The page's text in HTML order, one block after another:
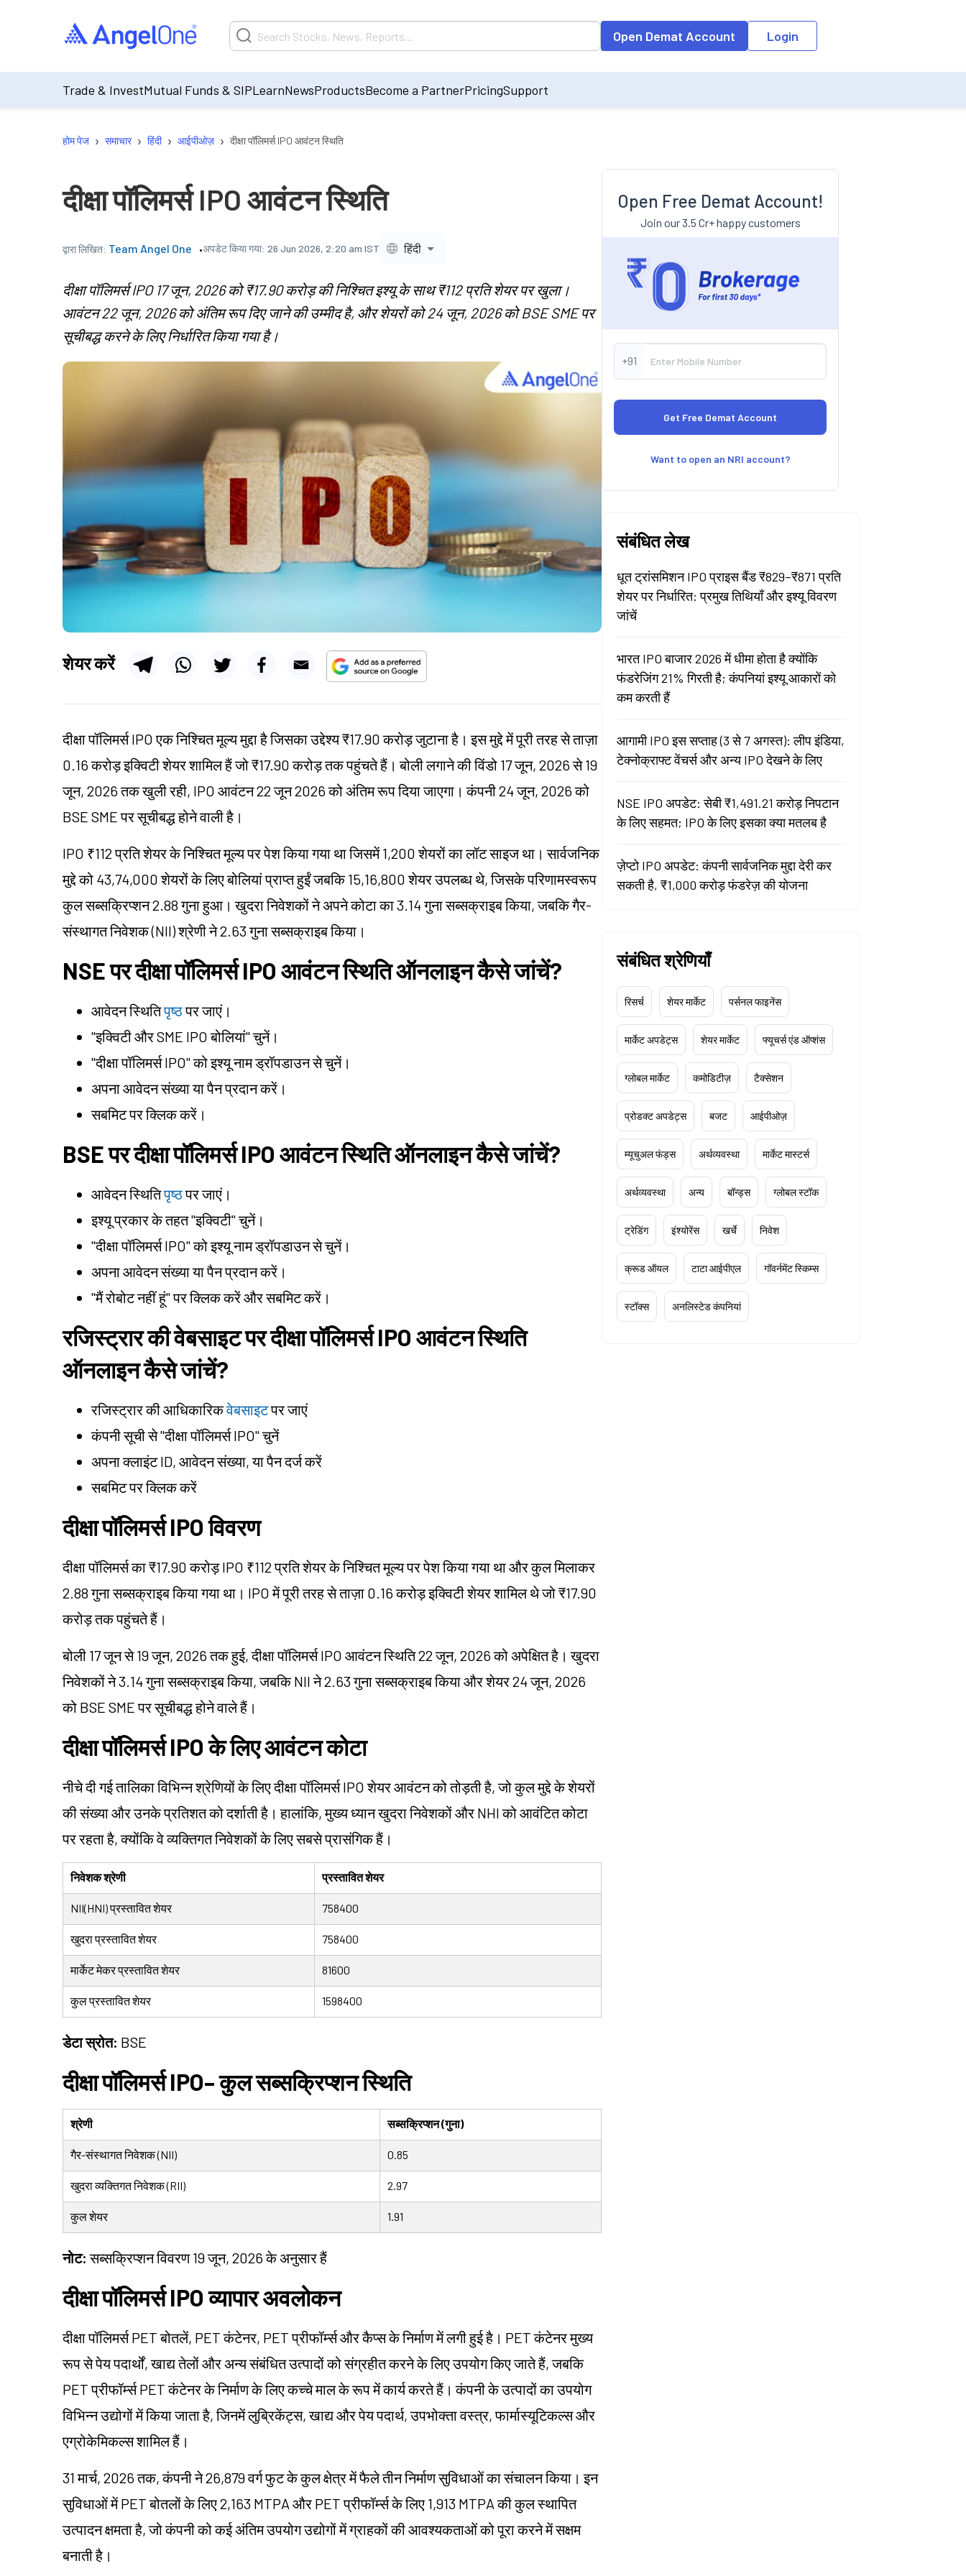
Open Demat Account Login
Trade & InvestMutual Funds & SIPLearnNewsProductsBecome a PartnerPricingSupport
होम पेज › समाचार › हिंदी › आईपीओज़ › दीक्षा पॉलिमर्स IPO आवंटन स्थिति
दीक्षा पॉलिमर्स IPO आवंटन स्थिति
द्वारा लिखित: Team Angel One अपडेट किया गया: 26 Jun 2026, 2:20 am IST हिंदी
दीक्षा पॉलिमर्स IPO 17 जून, 2026 को ₹17.90 करोड़ की निश्चित इश्यू के साथ ₹112 प्रति शेयर पर खुला।
आवंटन 22 जून, 2026 को अंतिम रूप दिए जाने की उम्मीद है, और शेयरों को 24 जून, 2026 को BSE SME पर
सूचीबद्ध करने के लिए निर्धारित किया गया है।
शेयर करें
दीक्षा पॉलिमर्स IPO एक निश्चित मूल्य मुद्दा है जिसका उद्देश्य ₹17.90 करोड़ जुटाना है। इस मुद्दे में पूरी तरह से ताज़ा
0.16 करोड़ इक्विटी शेयर शामिल हैं जो ₹17.90 करोड़ तक पहुंचते हैं। बोली लगाने की विंडो 17 जून, 2026 से 19
जून, 2026 तक खुली रही, IPO आवंटन 22 जून 2026 को अंतिम रूप दिया जाएगा। कंपनी 24 जून, 2026 को
BSE SME पर सूचीबद्ध होने वाली है।
IPO ₹112 प्रति शेयर के निश्चित मूल्य पर पेश किया गया था जिसमें 1,200 शेयरों का लॉट साइज था। सार्वजनिक
मुद्दे को 43,74,000 शेयरों के लिए बोलियां प्राप्त हुईं जबकि 15,16,800 शेयर उपलब्ध थे, जिसके परिणामस्वरूप
कुल सब्सक्रिप्शन 2.88 गुना हुआ। खुदरा निवेशकों ने अपने कोटा का 3.14 गुना सब्सक्राइब किया, जबकि गैर-
संस्थागत निवेशक (NII) श्रेणी ने 2.63 गुना सब्सक्राइब किया।
NSE पर दीक्षा पॉलिमर्स IPO आवंटन स्थिति ऑनलाइन कैसे जांचें?
आवेदन स्थितिपृष्ठपर जाएं।
"इक्विटी और SME IPO बोलियां" चुनें।
"दीक्षा पॉलिमर्स IPO" को इश्यू नाम ड्रॉपडाउन से चुनें।
अपना आवेदन संख्या या पैन प्रदान करें।
सबमिट पर क्लिक करें।
BSE पर दीक्षा पॉलिमर्स IPO आवंटन स्थिति ऑनलाइन कैसे जांचें?
आवेदन स्थितिपृष्ठपर जाएं।
इश्यू प्रकार के तहत "इक्विटी" चुनें।
"दीक्षा पॉलिमर्स IPO" को इश्यू नाम ड्रॉपडाउन से चुनें।
अपना आवेदन संख्या या पैन प्रदान करें।
"मैं रोबोट नहीं हूं" पर क्लिक करें और सबमिट करें।
रजिस्ट्रार की वेबसाइट पर दीक्षा पॉलिमर्स IPO आवंटन स्थिति
ऑनलाइन कैसे जांचें?
रजिस्ट्रार की आधिकारिकवेबसाइटपर जाएं
कंपनी सूची से "दीक्षा पॉलिमर्स IPO" चुनें
अपना क्लाइंट ID, आवेदन संख्या, या पैन दर्ज करें
सबमिट पर क्लिक करें
दीक्षा पॉलिमर्स IPO विवरण
दीक्षा पॉलिमर्स का ₹17.90 करोड़ IPO ₹112 प्रति शेयर के निश्चित मूल्य पर पेश किया गया था और कुल मिलाकर
2.88 गुना सब्सक्राइब किया गया था। IPO में पूरी तरह से ताज़ा 0.16 करोड़ इक्विटी शेयर शामिल थे जो ₹17.90
करोड़ तक पहुंचते हैं।
बोली 17 जून से 19 जून, 2026 तक हुई, दीक्षा पॉलिमर्स IPO आवंटन स्थिति 22 जून, 2026 को अपेक्षित है। खुदरा
निवेशकों ने 3.14 गुना सब्सक्राइब किया, जबकि NII ने 2.63 गुना सब्सक्राइब किया और शेयर 24 जून, 2026
को BSE SME पर सूचीबद्ध होने वाले हैं।
दीक्षा पॉलिमर्स IPO के लिए आवंटन कोटा
नीचे दी गई तालिका विभिन्न श्रेणियों के लिए दीक्षा पॉलिमर्स IPO शेयर आवंटन को तोड़ती है, जो कुल मुद्दे के शेयरों
की संख्या और उनके प्रतिशत को दर्शाती है। हालांकि, मुख्य ध्यान खुदरा निवेशकों और NHI को आवंटित कोटा
पर रहता है, क्योंकि वे व्यक्तिगत निवेशकों के लिए सबसे प्रासंगिक हैं।
निवेशक श्रेणी प्रस्तावित शेयर
NII(HNI) प्रस्तावित शेयर 758400
खुदरा प्रस्तावित शेयर 758400
मार्केट मेकर प्रस्तावित शेयर 81600
कुल प्रस्तावित शेयर 1598400
डेटा स्रोत: BSE
दीक्षा पॉलिमर्स IPO– कुल सब्सक्रिप्शन स्थिति
श्रेणी सब्सक्रिप्शन (गुना)
गैर-संस्थागत निवेशक (NII) 0.85
खुदरा व्यक्तिगत निवेशक (RII) 2.97
कुल शेयर 1.91
नोट: सब्सक्रिप्शन विवरण 19 जून, 2026 के अनुसार हैं
दीक्षा पॉलिमर्स IPO व्यापार अवलोकन
दीक्षा पॉलिमर्स PET बोतलें, PET कंटेनर, PET प्रीफॉर्म्स और कैप्स के निर्माण में लगी हुई है। PET कंटेनर मुख्य
रूप से पेय पदार्थों, खाद्य तेलों और अन्य संबंधित उत्पादों को संग्रहीत करने के लिए उपयोग किए जाते हैं, जबकि
PET प्रीफॉर्म्स PET कंटेनर के निर्माण के लिए कच्चे माल के रूप में कार्य करते हैं। कंपनी के उत्पादों का उपयोग
विभिन्न उद्योगों में किया जाता है, जिनमें लुब्रिकेंट्स, खाद्य और पेय पदार्थ, उपभोक्ता वस्त्र, फार्मास्यूटिकल्स और
एग्रोकेमिकल्स शामिल हैं।
31 मार्च, 2026 तक, कंपनी ने 26,879 वर्ग फुट के कुल क्षेत्र में फैले तीन निर्माण सुविधाओं का संचालन किया। इन
सुविधाओं में PET बोतलों के लिए 2,163 MTPA और PET प्रीफॉर्म्स के लिए 1,913 MTPA की कुल स्थापित
उत्पादन क्षमता है, जो कंपनी को कई अंतिम उपयोग उद्योगों में ग्राहकों की आवश्यकताओं को पूरा करने में सक्षम
बनाती है।
Open Free Demat Account!
Join our 3.5 Cr+ happy customers
+91
Want to open an NRI account?
संबंधित लेख
धूत ट्रांसमिशन IPO प्राइस बैंड ₹829–₹871 प्रति
शेयर पर निर्धारित: प्रमुख तिथियाँ और इश्यू विवरण
जांचें
भारत IPO बाजार 2026 में धीमा होता है क्योंकि
फंडरेजिंग 21% गिरती है; कंपनियां इश्यू आकारों को
कम करती हैं
आगामी IPO इस सप्ताह (3 से 7 अगस्त): लीप इंडिया,
टेक्नोक्राफ्ट वेंचर्स और अन्य IPO देखने के लिए
NSE IPO अपडेट: सेबी ₹1,491.21 करोड़ निपटान
के लिए सहमत; IPO के लिए इसका क्या मतलब है
ज़ेप्टो IPO अपडेट: कंपनी सार्वजनिक मुद्दा देरी कर
सकती है, ₹1,000 करोड़ फंडरेज़ की योजना
संबंधित श्रेणियाँ
रिसर्च शेयर मार्केट पर्सनल फाइनेंस
मार्केट अपडेट्स शेयर मार्केट फ्यूचर्स एंड ऑप्शंस
ग्लोबल मार्केट कमोडिटीज़ टैक्सेशन
प्रोडक्ट अपडेट्स बजट आईपीओज़
म्यूचुअल फंड्स अर्थव्यवस्था मार्केट मास्टर्स
अर्थव्यवस्था अन्य बॉन्ड्स ग्लोबल स्टॉक
ट्रेडिंग इंश्योरेंस खर्चे निवेश
क्रूड ऑयल टाटा आईपीएल गॉवर्नमेंट स्किम्स
स्टॉक्स अनलिस्टेड कंपनियां